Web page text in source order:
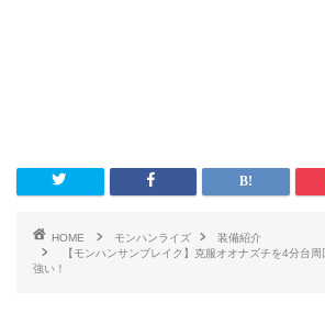
HOME モンハンライズ
装備紹介
【モンハンサンブレイク】克服オオナズチを4分台
強い！